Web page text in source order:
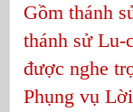
Gồm thánh
thánh sử Lu-
được nghe
Phụng vụ